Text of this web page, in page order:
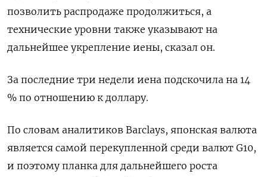
позволить распродаже продолжиться, а
технические уровни также указывают на
дальнейшее укрепление иены, сказал он.
За последние три недели иена подскочила на 14
% по отношению к доллару.
По словам аналитиков Barclays, японская валюта
является самой перекупленной среди валют G10,
и поэтому планка для дальнейшего роста